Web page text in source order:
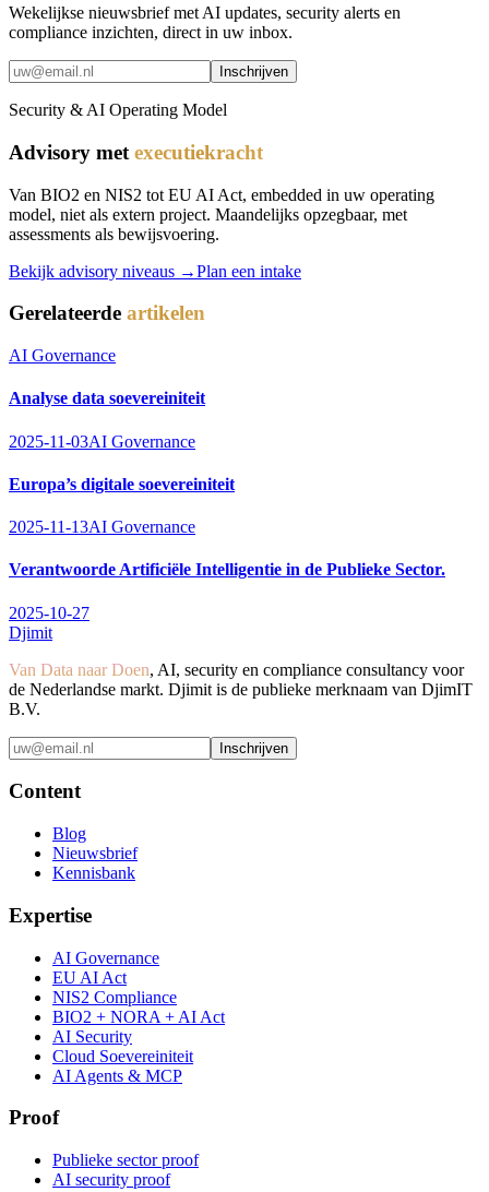
Wekelijkse nieuwsbrief met AI updates, security alerts en
compliance inzichten, direct in uw inbox.
Inschrijven
Security & AI Operating Model
Advisory met executiekracht
Van BIO2 en NIS2 tot EU AI Act, embedded in uw operating
model, niet als extern project. Maandelijks opzegbaar, met
assessments als bewijsvoering.
Bekijk advisory niveaus →Plan een intake
Gerelateerde artikelen
AI Governance
Analyse data soevereiniteit
2025-11-03AI Governance
Europa’s digitale soevereiniteit
2025-11-13AI Governance
Verantwoorde Artificiële Intelligentie in de Publieke Sector.
2025-10-27
Djimit
Van Data naar Doen, AI, security en compliance consultancy voor
de Nederlandse markt. Djimit is de publieke merknaam van DjimIT
B.V.
Inschrijven
Content
Blog
Nieuwsbrief
Kennisbank
Expertise
AI Governance
EU AI Act
NIS2 Compliance
BIO2 + NORA + AI Act
AI Security
Cloud Soevereiniteit
AI Agents & MCP
Proof
Publieke sector proof
AI security proof